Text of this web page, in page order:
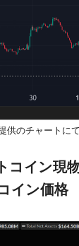
供のチャートに
コイン現
イン価格